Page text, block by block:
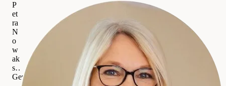
P
et
ra
N
o
w
ak
s Real Wiener Neustadt
Gewerblich